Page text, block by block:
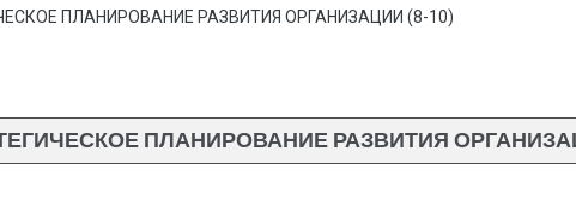
ПЛАНИРОВАНИЕ РАЗВИТИЯ ОРГАНИЗАЦИИ (8-10)
ПЛАНИРОВАНИЕ РАЗВИТИЯ